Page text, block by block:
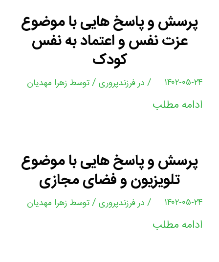
پرسش و پاسخ هایی با موضوع
عزت نفس و اعتماد به نفس
کودک
۱۴۰۲-۰۵-۲۴ / درفرزندپروری /توسط زهرا مهدیان
ادامه مطلب
پرسش و پاسخ هایی با موضوع
تلویزیون و فضای مجازی
۱۴۰۲-۰۵-۲۴ / درفرزندپروری /توسط زهرا مهدیان
ادامه مطلب